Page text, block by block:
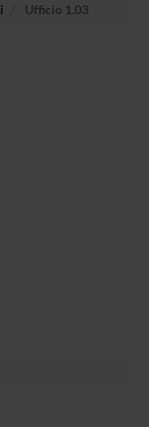
Ufficio 1.03